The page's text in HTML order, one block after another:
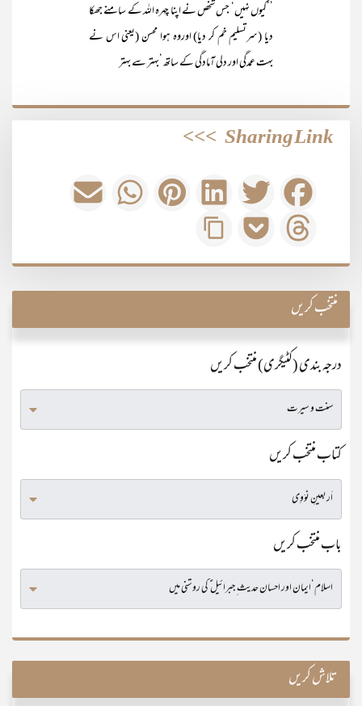
’’کیوں نہیں‘ جس شخص نے اپنا چہرہ اللہ کے سامنے جھکا
دیا (سرتسلیم خم کر دیا) اوروہ ہوا محسن (یعنی اس نے
بہت عمدگی اور دلی آمادگی کے ساتھ ‘بہتر سے بہتر
Sharing Link
>>>
منتخب کریں
درجہ بندی (کٹیگری) منتخب کریں
کتاب منتخب کریں
باب منتخب کریں
تلاش کریں